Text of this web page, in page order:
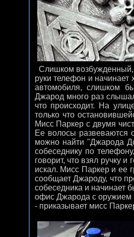
Слишком возбужденный,
руки телефон и
автомобиля, слишком
Джарод много раз
что происходит. На
только что
Мисс Паркер с двумя
Ее волосы развеваются
можно найти "Джарода
собеседнику по
говорит, что взял ручку
искал. Мисс Паркер и ее
сообщает Джароду, что
собеседника и начинает
офис Джарода с оружием
- приказывает мисс